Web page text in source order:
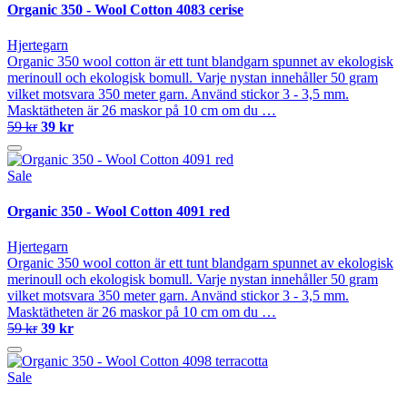
Organic 350 - Wool Cotton 4083 cerise
Hjertegarn
Organic 350 wool cotton är ett tunt blandgarn spunnet av ekologisk
merinoull och ekologisk bomull. Varje nystan innehåller 50 gram
vilket motsvara 350 meter garn. Använd stickor 3 - 3,5 mm.
Masktätheten är 26 maskor på 10 cm om du …
59 kr 39 kr
Sale
Organic 350 - Wool Cotton 4091 red
Hjertegarn
Organic 350 wool cotton är ett tunt blandgarn spunnet av ekologisk
merinoull och ekologisk bomull. Varje nystan innehåller 50 gram
vilket motsvara 350 meter garn. Använd stickor 3 - 3,5 mm.
Masktätheten är 26 maskor på 10 cm om du …
59 kr 39 kr
Sale